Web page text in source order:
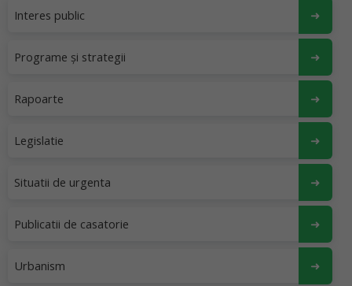
Interes public
Programe și strategii
Rapoarte
Legislatie
Situatii de urgenta
Publicatii de casatorie
Urbanism